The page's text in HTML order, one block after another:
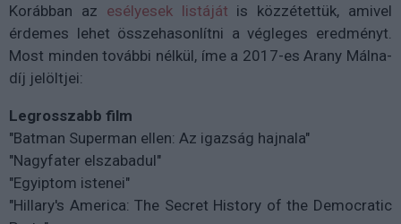
Korábban az esélyesek listáját is közzétettük, amivel
érdemes lehet összehasonlítni a végleges eredményt.
Most minden további nélkül, íme a 2017-es Arany Málna-
díj jelöltjei:
Legrosszabb film
"Batman Superman ellen: Az igazság hajnala"
"Nagyfater elszabadul"
"Egyiptom istenei"
"Hillary's America: The Secret History of the Democratic